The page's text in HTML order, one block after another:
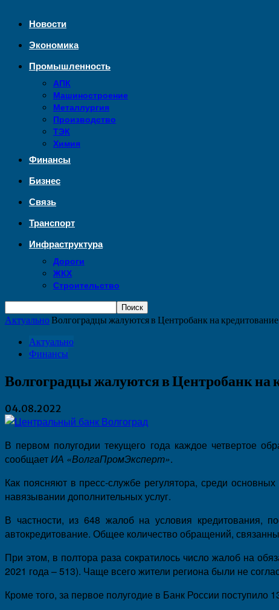
Новости
Экономика
Промышленность
АПК
Машиностроение
Металлургия
Производство
ТЭК
Химия
Финансы
Бизнес
Связь
Транспорт
Инфраструктура
Дороги
ЖКХ
Строительство
АктуальноВолгоградцы жалуются в Центробанк на
Актуально
Финансы
Волгоградцы жалуются в Центробанк
04.08.2022
В первом полугодии текущего года каждое четвертое
сообщаетИА «ВолгаПромЭксперт».
Как поясняют в пресс-службе регулятора, среди
навязывании дополнительных услуг.
В частности, из 648 жалоб на условия кредитования,
автокредитование. Общее количество обращений,
При этом, в полтора раза сократилось число жалоб на
2021 года – 513). Чаще всего жители региона были не
Кроме того, за первое полугодие в Банк России